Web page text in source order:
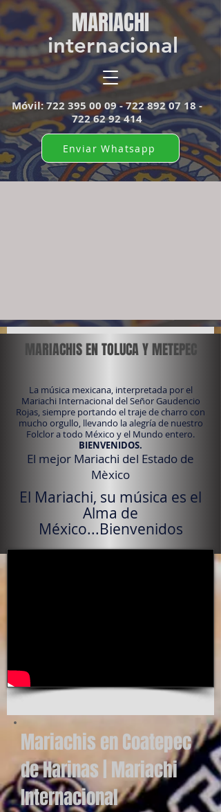
MARIACHI​
internacional
Móvil:722 395 00 09 - 722 89207 18 -
722 62 92 414
Enviar Whatsapp
MARIACHIS EN TOLUCA Y METEPEC
La música mexicana, interpretada por el
Mariachi Internacional del Señor Gaudencio
Rojas, siempre portando el traje de charro con
mucho orgullo, llevando la alegría de nuestro
Folclor a todo México y el Mundo entero.
BIENVENIDOS.
El mejor Mariachi del Estado de
Mèxico
El Mariachi, su música es el
Alma de
México...Bienvenidos
Mariachis en Coatepec
de Harinas | Mariachi
Internacional